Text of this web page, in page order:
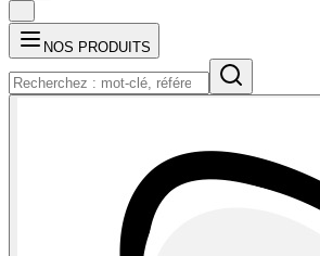
NOS PRODUITS